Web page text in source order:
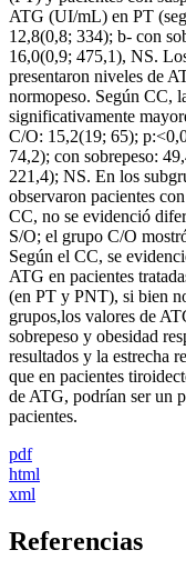
ATG (UI/mL) en PT
12,8(0,8; 334); b- con
16,0(0,9; 475,1), NS.
presentaron niveles de
normopeso. Según CC,
significativamente
C/O: 15,2(19; 65);
74,2); con sobrepeso:
221,4); NS. En los
observaron pacientes
CC, no se evidenció
S/O; el grupo C/O
Según el CC, se
ATG en pacientes
(en PT y PNT), si bien
grupos,los valores de
sobrepeso y obesidad
resultados y la estrecha
que en pacientes
de ATG, podrían ser un
pacientes.
pdf
html
xml
Referencias